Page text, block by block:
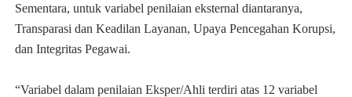
Sementara, untuk variabel penilaian eksternal diantaranya,
Transparasi dan Keadilan Layanan, Upaya Pencegahan Korupsi,
dan Integritas Pegawai.
“Variabel dalam penilaian Eksper/Ahli terdiri atas 12 variabel